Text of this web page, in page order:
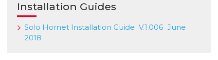
Installation Guides
Solo Hornet Installation Guide_V.1.006_June
2018